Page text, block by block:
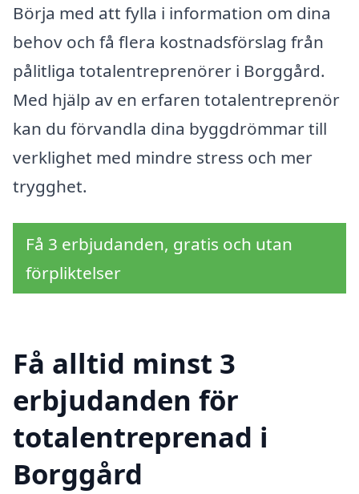
Börja med att fylla i information om dina
behov och få flera kostnadsförslag från
pålitliga totalentreprenörer i Borggård.
Med hjälp av en erfaren totalentreprenör
kan du förvandla dina byggdrömmar till
verklighet med mindre stress och mer
trygghet.
Få 3 erbjudanden, gratis och utan
förpliktelser
Få alltid minst 3
erbjudanden för
totalentreprenad i
Borggård